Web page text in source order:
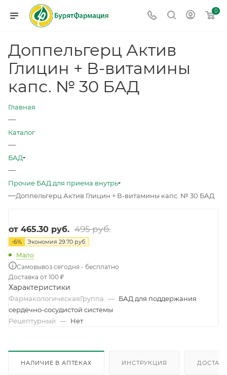
0
Доппельгерц Актив
Глицин + В-витамины
капс. № 30 БАД
Главная
—
Каталог
—
БАД
—
Прочие БАД для приема внутрь
—Доппельгерц Актив Глицин + В-витамины капс. № 30 БАД
от 465.30 руб. 495 руб.
-6% Экономия 29.70 руб.
Мало
Самовывоз сегодня - бесплатно
Доставка от 100 ₽
Характеристики
ФармакологическаяГруппа — БАД для поддержания
сердечно-сосудистой системы
Рецептурный — Нет
НАЛИЧИЕ В АПТЕКАХ ИНСТРУКЦИЯ